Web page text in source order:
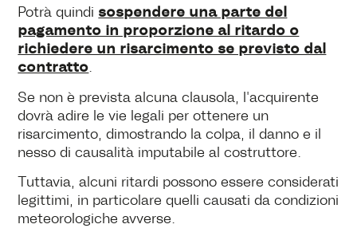
Potrà quindi sospendere una parte del
pagamento in proporzione al ritardo o
richiedere un risarcimento se previsto dal
contratto
Se non è prevista alcuna clausola, l'acquirente
dovrà adire le vie legali per ottenere un
risarcimento, dimostrando la colpa, il danno e il
nesso di causalità imputabile al costruttore.
Tuttavia, alcuni ritardi possono essere considerati
legittimi, in particolare quelli causati da condizioni
meteorologiche avverse.